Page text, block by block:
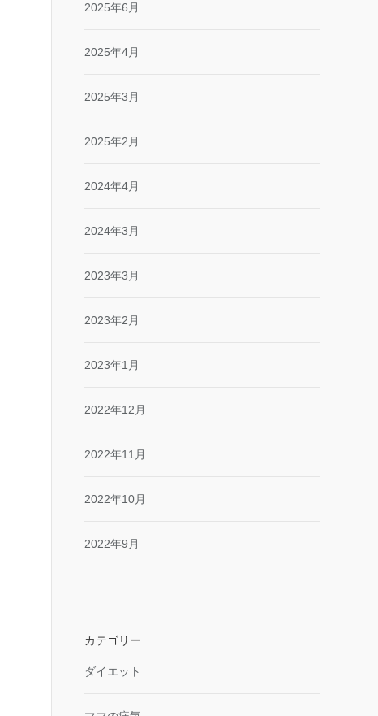
2025年6月
2025年4月
2025年3月
2025年2月
2024年4月
2024年3月
2023年3月
2023年2月
2023年1月
2022年12月
2022年11月
2022年10月
2022年9月
カテゴリー
ダイエット